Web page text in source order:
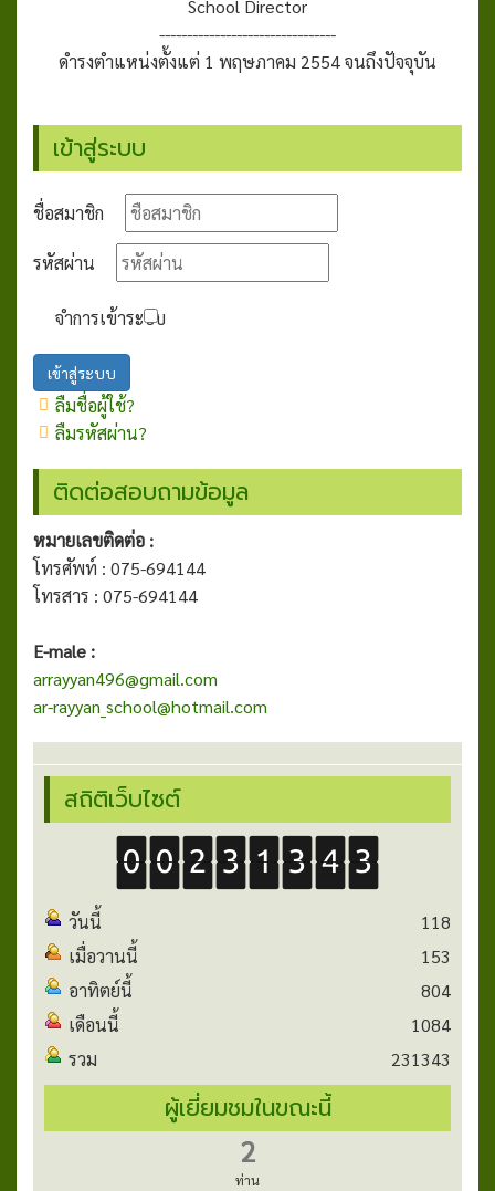
School Director
--------------------------------
ดำรงตำแหน่งตั้งแต่ 1 พฤษภาคม 2554 จนถึงปัจจุบัน
เข้าสู่ระบบ
ชื่อสมาชิก
รหัสผ่าน
จำการเข้าระบบ
เข้าสู่ระบบ
ลืมชื่อผู้ใช้?
ลืมรหัสผ่าน?
ติดต่อสอบถามข้อมูล
หมายเลขติดต่อ :
โทรศัพท์ : 075-694144
โทรสาร : 075-694144
E-male :
arrayyan496@gmail.com
ar-rayyan_school@hotmail.com
สถิติเว็บไซต์
วันนี้
118
เมื่อวานนี้
153
อาทิตย์นี้
804
เดือนนี้
1084
รวม
231343
ผู้เยี่ยมชมในขณะนี้
2
ท่าน